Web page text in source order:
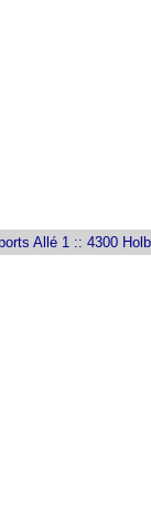
Allé 1 :: 4300